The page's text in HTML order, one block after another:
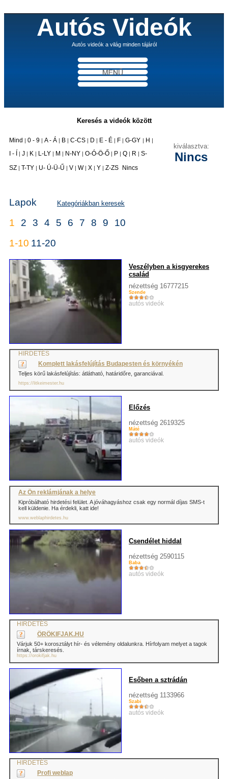
Autós Videók
Autós videók a világ minden tájáról
Keresés a videók között
Mind | 0 - 9 | A - Á | B | C-CS | D | E - É | F | G-GY | H |
I - Í | J | K | L-LY | M | N-NY | O-Ó-Ö-Ő | P | Q | R | S-
SZ | T-TY | U- Ú-Ü-Ű | V | W | X | Y | Z-ZS Nincs
kiválasztva:
Nincs
Lapok Kategóriákban keresek
1 2 3 4 5 6 7 8 9
10
1-10 11-20
Veszélyben a kisgyerekes
család
nézettség 16777215
Szende
autós videók
HIRDETÉS
Komplett lakásfelújítás Budapesten és környékén
Teljes körű lakásfelújítás: átlátható, határidőre, garanciával.
https://litkeimester.hu
Előzés
nézettség 2619325
Máté
autós videók
Az Ön reklámjának a helye
Kipróbálható hirdetési felület. A jóváhagyáshoz csak egy normál díjas SMS-t
kell küldenie. Ha érdekli, katt ide!
www.weblaphirdetes.hu
Csendélet hiddal
nézettség 2590115
Baba
autós videók
HIRDETÉS
ÖRÖKIFJAK.HU
Várjuk 50+ korosztályt hír- és vélemény oldalunkra. Hírfolyam melyet a tagok
írnak, társkeresés.
https://orokifjak.hu
Esőben a sztrádán
nézettség 1133966
Szabi
autós videók
HIRDETÉS
Profi weblap